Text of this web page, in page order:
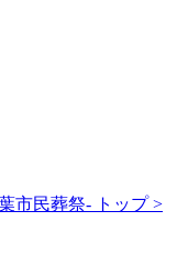
市民葬祭- トップ >